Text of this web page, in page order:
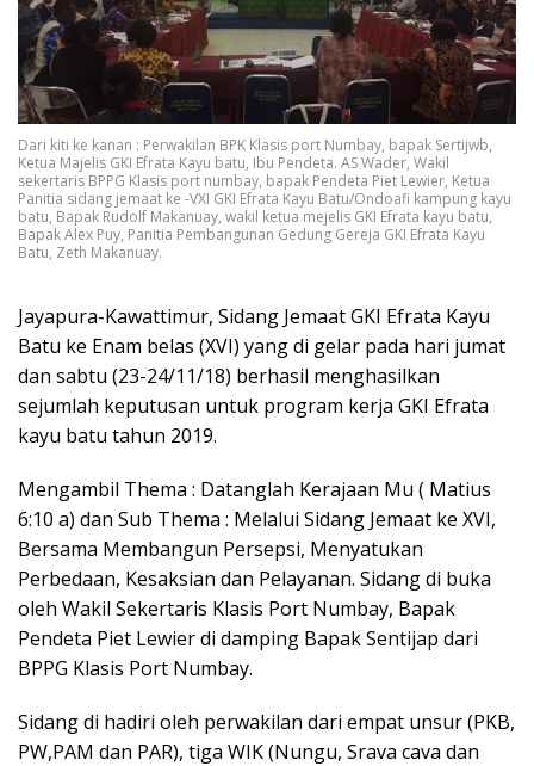
Dari kiti ke kanan : Perwakilan BPK Klasis port Numbay, bapak Sertijwb,
Ketua Majelis GKI Efrata Kayu batu, Ibu Pendeta. AS Wader, Wakil
sekertaris BPPG Klasis port numbay, bapak Pendeta Piet Lewier, Ketua
Panitia sidang jemaat ke -VXI GKI Efrata Kayu Batu/Ondoafi kampung kayu
batu, Bapak Rudolf Makanuay, wakil ketua mejelis GKI Efrata kayu batu,
Bapak Alex Puy, Panitia Pembangunan Gedung Gereja GKI Efrata Kayu
Batu, Zeth Makanuay.
Jayapura-Kawattimur, Sidang Jemaat GKI Efrata Kayu
Batu ke Enam belas (XVI) yang di gelar pada hari jumat
dan sabtu (23-24/11/18) berhasil menghasilkan
sejumlah keputusan untuk program kerja GKI Efrata
kayu batu tahun 2019.
Mengambil Thema : Datanglah Kerajaan Mu ( Matius
6:10 a) dan Sub Thema : Melalui Sidang Jemaat ke XVI,
Bersama Membangun Persepsi, Menyatukan
Perbedaan, Kesaksian dan Pelayanan. Sidang di buka
oleh Wakil Sekertaris Klasis Port Numbay, Bapak
Pendeta Piet Lewier di damping Bapak Sentijap dari
BPPG Klasis Port Numbay.
Sidang di hadiri oleh perwakilan dari empat unsur (PKB,
PW,PAM dan PAR), tiga WIK (Nungu, Srava cava dan